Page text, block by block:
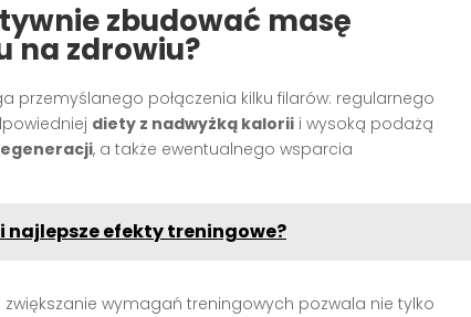
zbudować masę
na zdrowiu?
przemyślanego połączenia kilku filarów: regularnego
diety z nadwyżką kalorii i wysoką podażą
, a także ewentualnego wsparcia
najlepsze efekty treningowe?
wymagań treningowych pozwala nie tylko